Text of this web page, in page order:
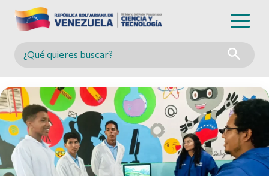
Buscar en MINCYT